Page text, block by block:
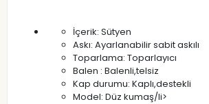
İçerik: Sütyen
Askı: Ayarlanabilir sabit askılı
Toparlama: Toparlayıcı
Balen : Balenli,telsiz
Kap durumu: Kaplı,destekli
Model: Düz kumaş/li>